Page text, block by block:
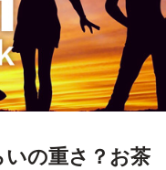
いの重さ？お茶